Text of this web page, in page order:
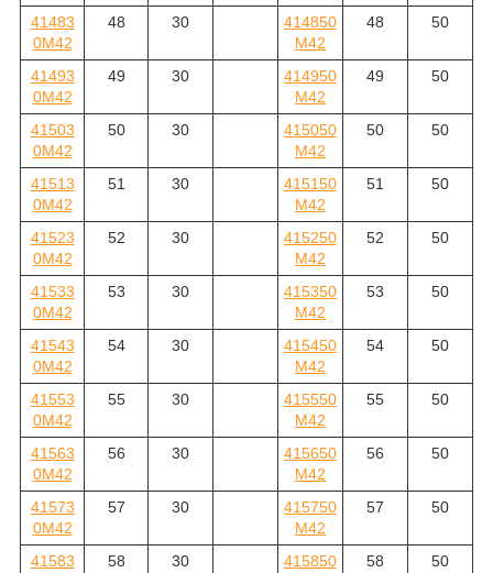
41483
0M42
48 30
414850
M42
48 50
41493
0M42
49 30
414950
M42
49 50
41503
0M42
50 30
415050
M42
50 50
41513
0M42
51 30
415150
M42
51 50
41523
0M42
52 30
415250
M42
52 50
41533
0M42
53 30
415350
M42
53 50
41543
0M42
54 30
415450
M42
54 50
41553
0M42
55 30
415550
M42
55 50
41563
0M42
56 30
415650
M42
56 50
41573
0M42
57 30
415750
M42
57 50
41583
58 30
415850
58 50